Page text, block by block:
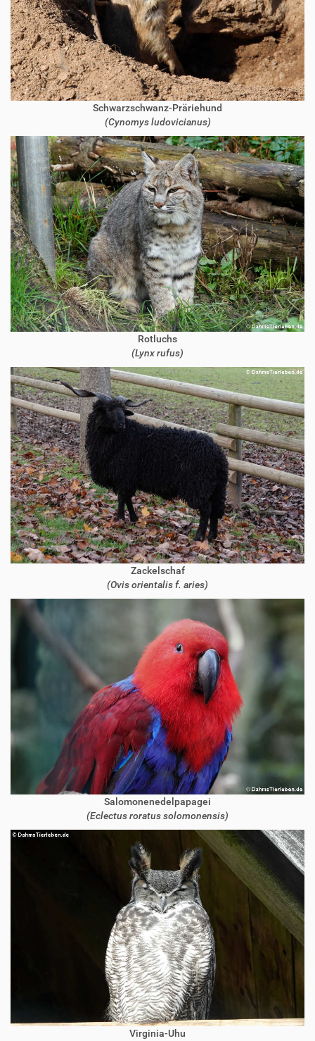
Schwarzschwanz-Präriehund
(Cynomys ludovicianus)
Rotluchs
(Lynx rufus)
Zackelschaf
(Ovis orientalis f. aries)
Salomonenedelpapagei
(Eclectus roratus solomonensis)
Virginia-Uhu